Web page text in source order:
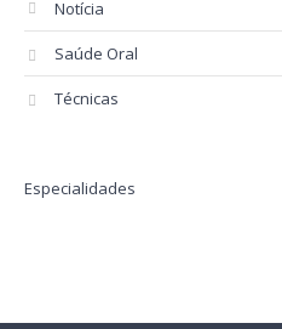
Notícia
Saúde Oral
Técnicas
Especialidades